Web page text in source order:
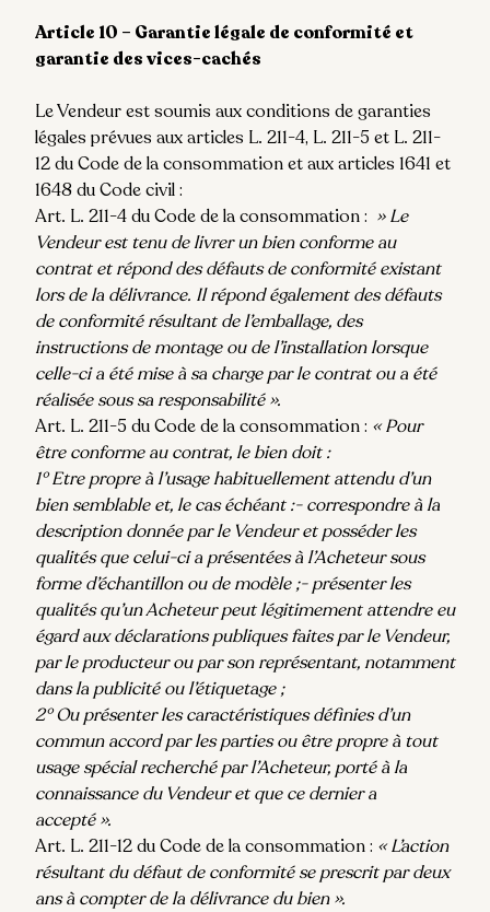
Article 10 – Garantie légale de conformité et
garantie des vices-cachés
Le Vendeur est soumis aux conditions de garanties
légales prévues aux articles L. 211-4, L. 211-5 et L. 211-
12 du Code de la consommation et aux articles 1641 et
1648 du Code civil :
Art. L. 211-4 du Code de la consommation : » Le
Vendeur est tenu de livrer un bien conforme au
contrat et répond des défauts de conformité existant
lors de la délivrance. Il répond également des défauts
de conformité résultant de l’emballage, des
instructions de montage ou de l’installation lorsque
celle-ci a été mise à sa charge par le contrat ou a été
réalisée sous sa responsabilité ».
Art. L. 211-5 du Code de la consommation : « Pour
être conforme au contrat, le bien doit :
1° Etre propre à l’usage habituellement attendu d’un
bien semblable et, le cas échéant :- correspondre à la
description donnée par le Vendeur et posséder les
qualités que celui-ci a présentées à l’Acheteur sous
forme d’échantillon ou de modèle ;- présenter les
qualités qu’un Acheteur peut légitimement attendre eu
égard aux déclarations publiques faites par le Vendeur,
par le producteur ou par son représentant, notamment
dans la publicité ou l’étiquetage ;
2° Ou présenter les caractéristiques définies d’un
commun accord par les parties ou être propre à tout
usage spécial recherché par l’Acheteur, porté à la
connaissance du Vendeur et que ce dernier a
accepté ».
Art. L. 211-12 du Code de la consommation : « L’action
résultant du défaut de conformité se prescrit par deux
ans à compter de la délivrance du bien ».